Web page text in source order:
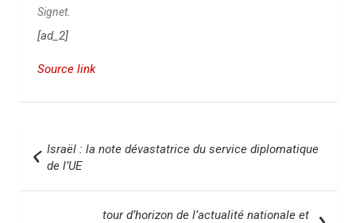
Signet.
[ad_2]
Source link
v
Israël : la note dévastatrice du service diplomatique
de l’UE
tour d’horizon de l’actualité nationale et